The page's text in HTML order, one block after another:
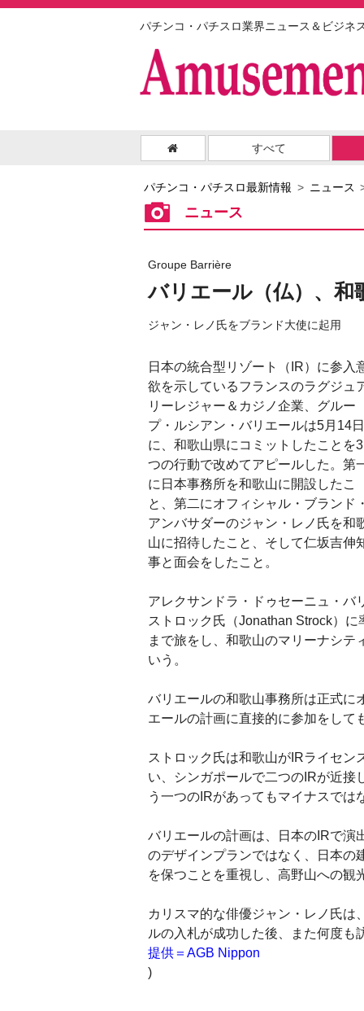
パチンコ・パチスロ業界ニュース＆ビジネ
すべて
パチンコ・パチスロ最新情報 ニュース
ニュース
Groupe Barrière
バリエール（仏）、和
ジャン・レノ氏をブランド大使に起用
日本の統合型リゾート（IR）に参入
欲を示しているフランスのラグジュ
リーレジャー＆カジノ企業、グルー
プ・ルシアン・バリエールは5月14日
に、和歌山県にコミットしたことを3
つの行動で改めてアピールした。第
に日本事務所を和歌山に開設したこ
と、第二にオフィシャル・ブランド
アンバサダーのジャン・レノ氏を和
山に招待したこと、そして仁坂吉伸
事と面会をしたこと。
アレクサンドラ・ドゥセーニュ・
ストロック氏（Jonathan Strock）
まで旅をし、和歌山のマリーナシ
いう。
バリエールの和歌山事務所は正式に
エールの計画に直接的に参加をして
ストロック氏は和歌山がIRライセン
い、シンガポールで二つのIRが近接
う一つのIRがあってもマイナスで
バリエールの計画は、日本のIRで演
のデザインプランではなく、日本の
を保つことを重視し、高野山への観
カリスマ的な俳優ジャン・レノ氏
ルの入札が成功した後、また何度も
提供＝AGB Nippon
)